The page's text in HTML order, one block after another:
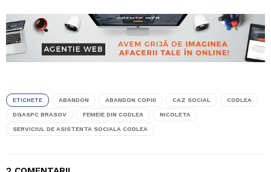
ETICHETE ABANDON ABANDON COPIII CAZ SOCIAL CODLEA
DGASPC BRASOV FEMEIE DIN CODLEA NICOLETA
SERVICIUL DE ASISTENTA SOCIALA CODLEA